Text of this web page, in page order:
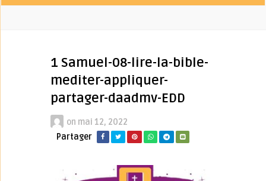
1 Samuel-08-lire-la-bible-
mediter-appliquer-
partager-daadmv-EDD
on mai 12, 2022
Partager